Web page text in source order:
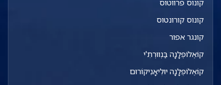
קונוס פרווטוס
קונוס קורונטוס
קונגר אפור
קוֹאֶלוֹפְּלָנָה בַּנְווּרְתִ'י
קוֹאֶלוֹפְּלָנָה יוּלִיאָנִיקוֹרוּם